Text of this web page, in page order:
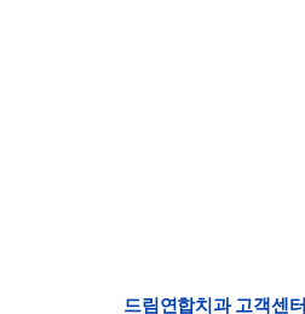
드림연합치과 고객센터